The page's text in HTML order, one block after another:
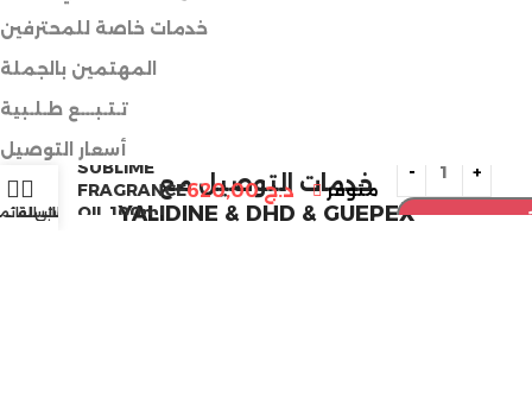
خدمات خاصة للمحترفين
المهتمين بالجملة
تـتـبـــع طـلـبية
أسعار التوصيل
خدمات التوصيل مع
YALIDINE & DHD & GUEPEX
SUBLIME
FRAGRANCE
OIL 100ml
د.ج620,00 متوفر
السلةحسابي
الرغبات